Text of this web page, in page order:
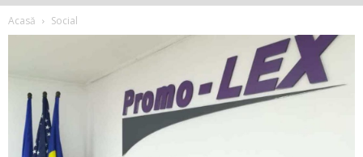
Acasă Social